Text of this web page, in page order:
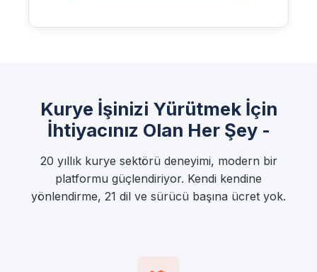
Kurye İşinizi Yürütmek İçin
İhtiyacınız Olan Her Şey -
20 yıllık kurye sektörü deneyimi, modern bir
platformu güçlendiriyor. Kendi kendine
yönlendirme, 21 dil ve sürücü başına ücret yok.